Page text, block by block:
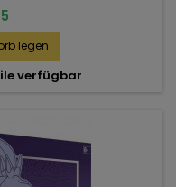
legen
verfügbar